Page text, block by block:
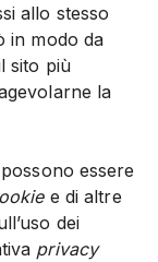
allo stesso
in modo da
sito più
la
essere
e di altre
dei
privacy